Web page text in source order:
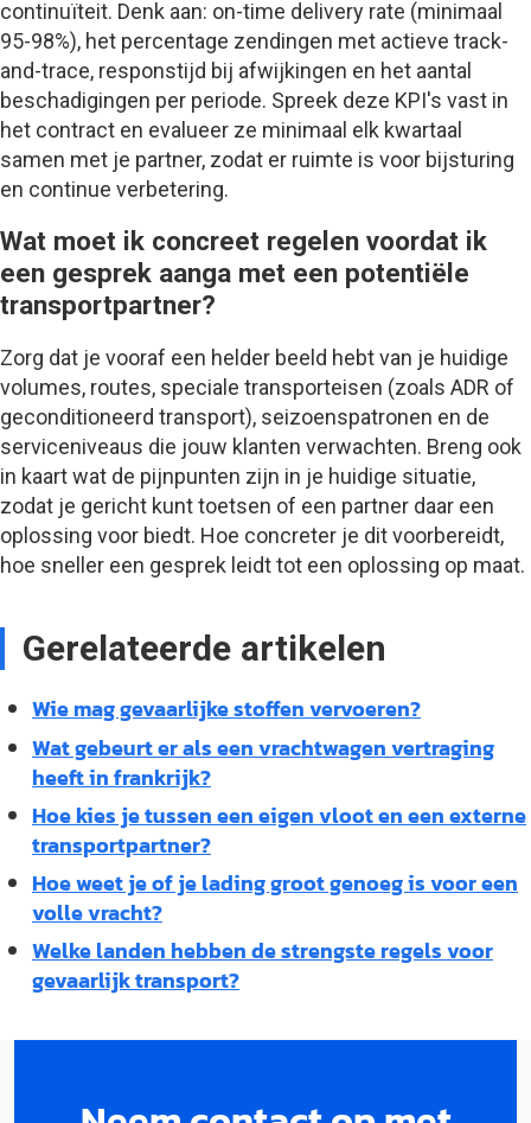
continuïteit. Denk aan: on-time delivery rate (minimaal
95-98%), het percentage zendingen met actieve track-
and-trace, responstijd bij afwijkingen en het aantal
beschadigingen per periode. Spreek deze KPI's vast in
het contract en evalueer ze minimaal elk kwartaal
samen met je partner, zodat er ruimte is voor bijsturing
en continue verbetering.
Wat moet ik concreet regelen voordat ik
een gesprek aanga met een potentiële
transportpartner?
Zorg dat je vooraf een helder beeld hebt van je huidige
volumes, routes, speciale transporteisen (zoals ADR of
geconditioneerd transport), seizoenspatronen en de
serviceniveaus die jouw klanten verwachten. Breng ook
in kaart wat de pijnpunten zijn in je huidige situatie,
zodat je gericht kunt toetsen of een partner daar een
oplossing voor biedt. Hoe concreter je dit voorbereidt,
hoe sneller een gesprek leidt tot een oplossing op maat.
Gerelateerde artikelen
Wie mag gevaarlijke stoffen vervoeren?
Wat gebeurt er als een vrachtwagen vertraging
heeft in frankrijk?
Hoe kies je tussen een eigen vloot en een externe
transportpartner?
Hoe weet je of je lading groot genoeg is voor een
volle vracht?
Welke landen hebben de strengste regels voor
gevaarlijk transport?